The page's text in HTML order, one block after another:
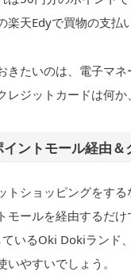
楽天Edyで買物の支払
きたいのは、電子マ
レジットカードは何か
ントモール経由＆
トショッピングをす
モールを経由するだけ
ているOki Dokiランド
いやすいでしょう。